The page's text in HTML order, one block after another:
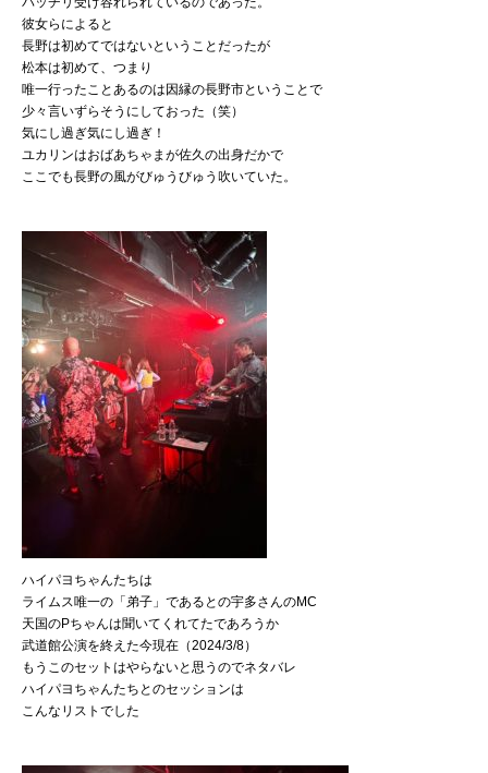
彼女らによると
長野は初めてではないということだったが
松本は初めて、つまり
唯一行ったことあるのは因縁の長野市ということで
少々言いずらそうにしておった（笑）
気にし過ぎ気にし過ぎ！
ユカリンはおばあちゃまが佐久の出身だかで
ここでも長野の風がびゅうびゅう吹いていた。
ハイパヨちゃんたちは
ライムス唯一の「弟子」であるとの宇多さんのMC
天国のPちゃんは聞いてくれてたであろうか
武道館公演を終えた今現在（2024/3/8）
もうこのセットはやらないと思うのでネタバレ
ハイパヨちゃんたちとのセッションは
こんなリストでした